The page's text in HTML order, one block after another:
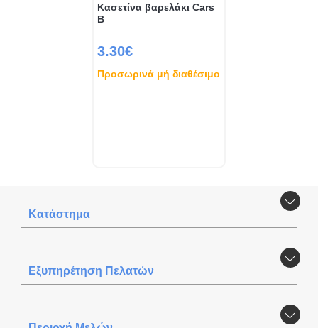
Κασετίνα βαρελάκι Cars
B
3.30€
Προσωρινά μή διαθέσιμο
Κατάστημα
Εξυπηρέτηση Πελατών